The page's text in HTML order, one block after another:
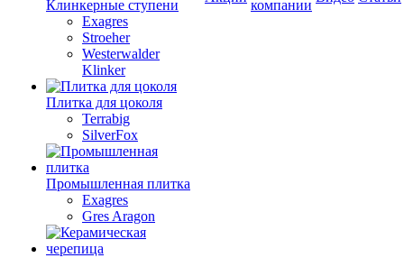
Клинкерные ступени
Exagres
Stroeher
Westerwalder
Klinker
Плитка для цоколя
Terrabig
SilverFox
Промышленная плитка
Exagres
Gres Aragon
компании